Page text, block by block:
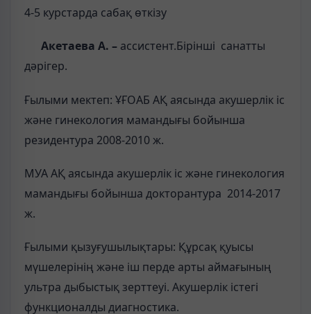
4-5 курстарда сабақ өткізу
Акетаева А. – ассистент.Бірінші санатты
дәрігер.
Ғылыми мектеп: ҰҒОАБ АҚ аясында акушерлік іс
және гинекология мамандығы бойынша
резидентура 2008-2010 ж.
МУА АҚ аясында акушерлік іс және гинекология
мамандығы бойынша докторантура 2014-2017
ж.
Ғылыми қызуғушылықтары: Құрсақ қуысы
мүшелерінің және іш перде арты аймағының
ультра дыбыстық зерттеуі. Акушерлік істегі
функционалды диагностика.